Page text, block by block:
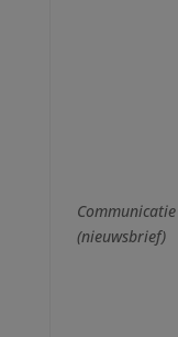
Communicatie
(nieuwsbrief)